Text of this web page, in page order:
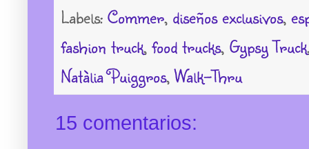
Labels: Commer, diseños exclusivos,
fashion truck, food trucks, Gypsy Truck
Natàlia Puiggros,Walk-Thru
15 comentarios: